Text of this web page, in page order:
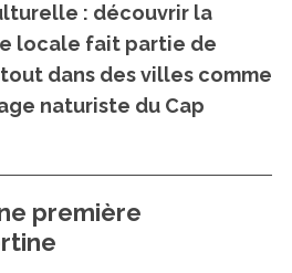
: découvrir la
locale fait partie de
dans des villes comme
naturiste du Cap
première